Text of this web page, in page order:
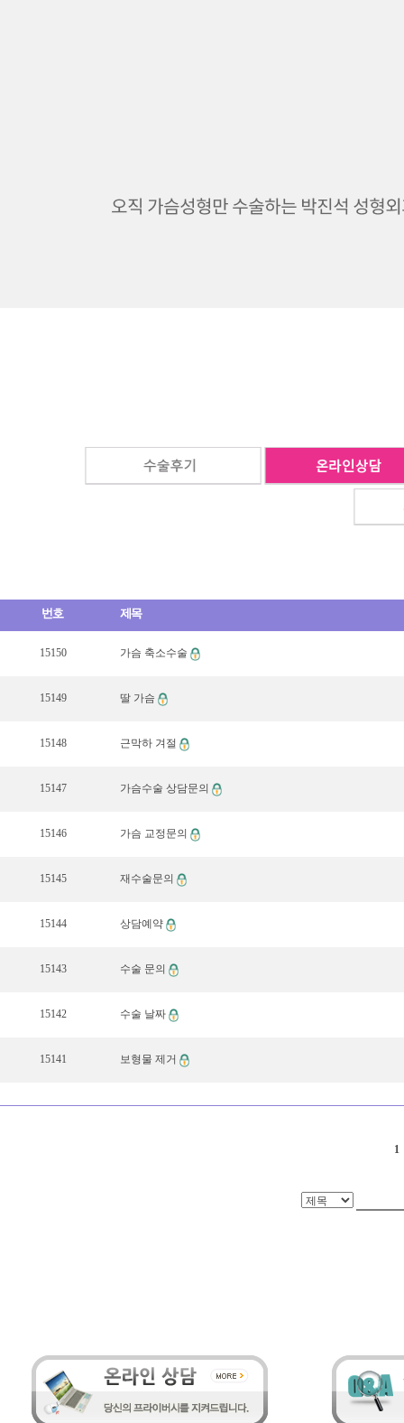
15150 가슴 축소수술
15149 딸 가슴
15148 근막하 겨절
15147 가슴수술 상담문의
15146 가슴 교정문의
15145 재수술문의
15144 상담예약
15143 수술 문의
15142 수술 날짜
15141 보형물 제거
1